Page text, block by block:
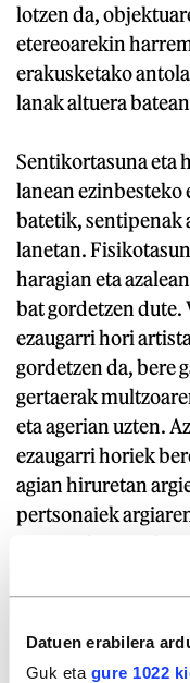
Datuen erabilera
Guk eta gure 1022
lotzen da,
etereoarekin
erakusketako
lanak altuera
Sentikortasuna eta
lanean ezinbesteko
batetik, sentipenak
lanetan.
haragian eta
bat gordetzen dute.
ezaugarri hori
gordetzen da, bere
gertaerak
eta agerian uzten.
ezaugarri horiek
agian hiruretan
pertsonaiek
fisikoarekin
benetan
GAIAK